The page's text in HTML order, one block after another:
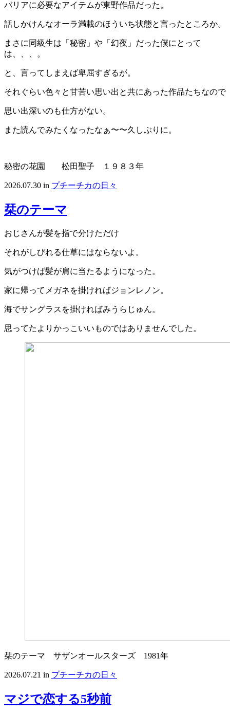
バリアに必要なアイテムが東野作品だった。
話しかけんなオーラ満載のほういち状態と言ったところか。
まさに同級生は「秘密」や「幻夜」だった僕にとって
は、、、。
と、言ってしまえば卑屈すぎるが。
それぐらい色々と甘苦い思い出と共にあった作品たちなので
思い出深いのも仕方がない。
また読んでみたくなったなぁ〜〜久しぶりに。
秘密の花園 松田聖子 １９８３年
2026.07.30 in プチーチカの日々
栞のテーマ
おじさんが髪を指で分けただけ
それがしびれる仕草にはならないよ。
気がつけば髪が肩に当たるようになった。
家に帰ってメガネを掛ければジョンレノン。
海でサングラスを掛ければみうらじゅん。
思ってたよりかっこいいものではありませんでした。
栞のテーマ サザンオールスターズ 1981年
2026.07.21 in プチーチカの日々
マジで恋する5秒前